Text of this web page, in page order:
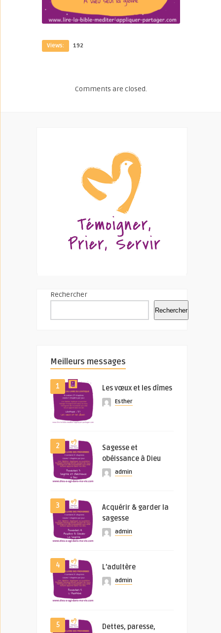
Views: 192
Comments are closed.
Rechercher
Rechercher
Meilleurs messages
1 Les vœux et les dîmes
Esther
2
Sagesse et
obéissance à Dieu
admin
3
Acquérir & garder la
sagesse
admin
4 L’adultère
admin
5
Dettes, paresse,